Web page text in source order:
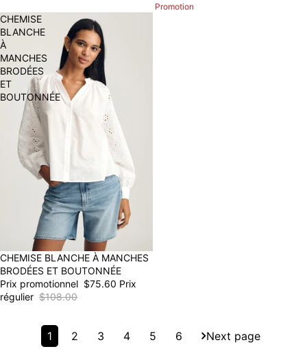
Promotion
CHEMISE
BLANCHE
À
MANCHES
BRODÉES
ET
BOUTONNÉE
30% OFF
CHEMISE BLANCHE À MANCHES
BRODÉES ET BOUTONNÉE
Prix promotionnel $75.60 Prix
régulier $108.00
1 2 3 4 5 6 Next page